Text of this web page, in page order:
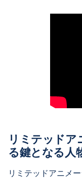
リミテッドア
る鍵となる人
リミテッドアニメ